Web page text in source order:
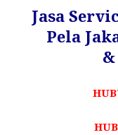
Jasa
Pela